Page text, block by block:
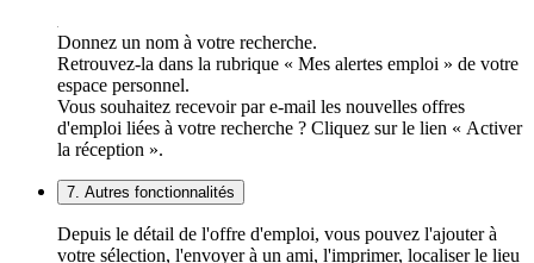
Donnez un nom à votre recherche.
Retrouvez-la dans la rubrique « Mes alertes emploi » de votre
espace personnel.
Vous souhaitez recevoir par e-mail les nouvelles offres
d'emploi liées à votre recherche ? Cliquez sur le lien « Activer
la réception ».
7. Autres fonctionnalités
Depuis le détail de l'offre d'emploi, vous pouvez l'ajouter à
votre sélection, l'envoyer à un ami, l'imprimer, localiser le lieu